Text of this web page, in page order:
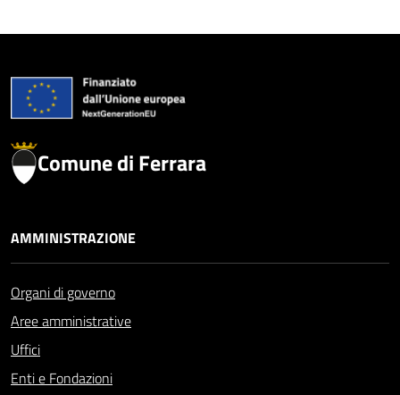
Comune di Ferrara
AMMINISTRAZIONE
Organi di governo
Aree amministrative
Uffici
Enti e Fondazioni